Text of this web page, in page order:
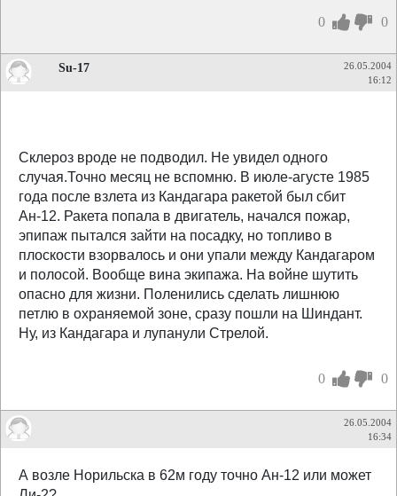
0 0
Su-17
26.05.2004
16:12
Склероз вроде не подводил. Не увидел одного
случая.Точно месяц не вспомню. В июле-агусте 1985
года после взлета из Кандагара ракетой был сбит
Ан-12. Ракета попала в двигатель, начался пожар,
эпипаж пытался зайти на посадку, но топливо в
плоскости взорвалось и они упали между Кандагаром
и полосой. Вообще вина экипажа. На войне шутить
опасно для жизни. Поленились сделать лишнюю
петлю в охраняемой зоне, сразу пошли на Шиндант.
Ну, из Кандагара и лупанули Стрелой.
0 0
26.05.2004
16:34
А возле Норильска в 62м году точно Ан-12 или может